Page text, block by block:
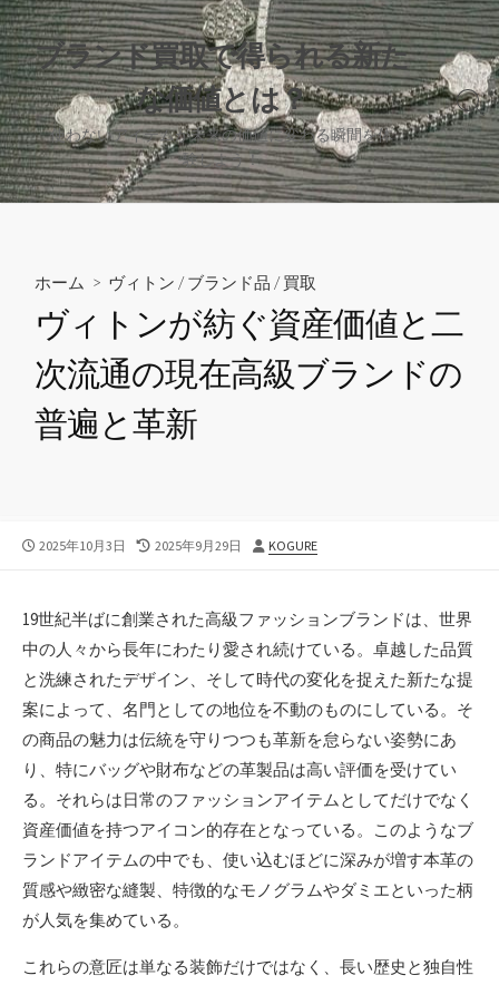
コ
ン
テ
ン
ツ
へ
ス
キ
ブランド買取で得られる新た
な価値とは？
使わないアイテムが未来の価値に変わる瞬間を体
験しよう！
検
索
切
り
替
ホーム > ヴィトン /ブランド品 /買取
ヴィトンが紡ぐ資産価値と二
次流通の現在高級ブランドの
普遍と革新
公
2025年10月3日
最
日
2025年9月29日
投
KOGURE
19世紀半ばに創業された高級ファッションブランドは、世界
中の人々から長年にわたり愛され続けている。 卓越した品質
と洗練されたデザイン、そして時代の変化を捉えた新たな提
案によって、名門としての地位を不動のものにしている。そ
の商品の魅力は伝統を守りつつも革新を怠らない姿勢にあ
り、特にバッグや財布などの革製品は高い評価を受けてい
る。それらは日常のファッションアイテムとしてだけでなく
資産価値を持つアイコン的存在となっている。このようなブ
ランドアイテムの中でも、使い込むほどに深みが増す本革の
質感や緻密な縫製、特徴的なモノグラムやダミエといった柄
が人気を集めている。
これらの意匠は単なる装飾だけではなく、長い歴史と独自性